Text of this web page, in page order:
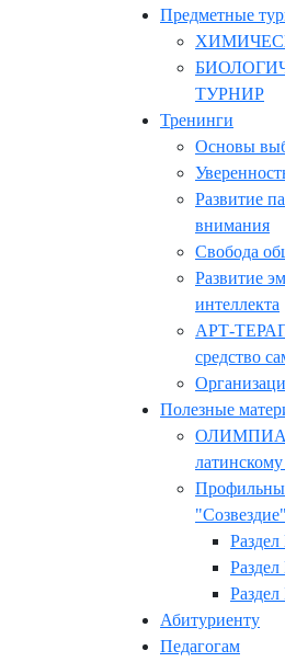
Предметные
ТУРНИР
Тренинги
Основы
Развитие
внимания
Свобода
Развитие
интеллекта
АРТ-
средство
Полезные
"Созвездие"
Раздел
Раздел
Абитуриенту
Педагогам